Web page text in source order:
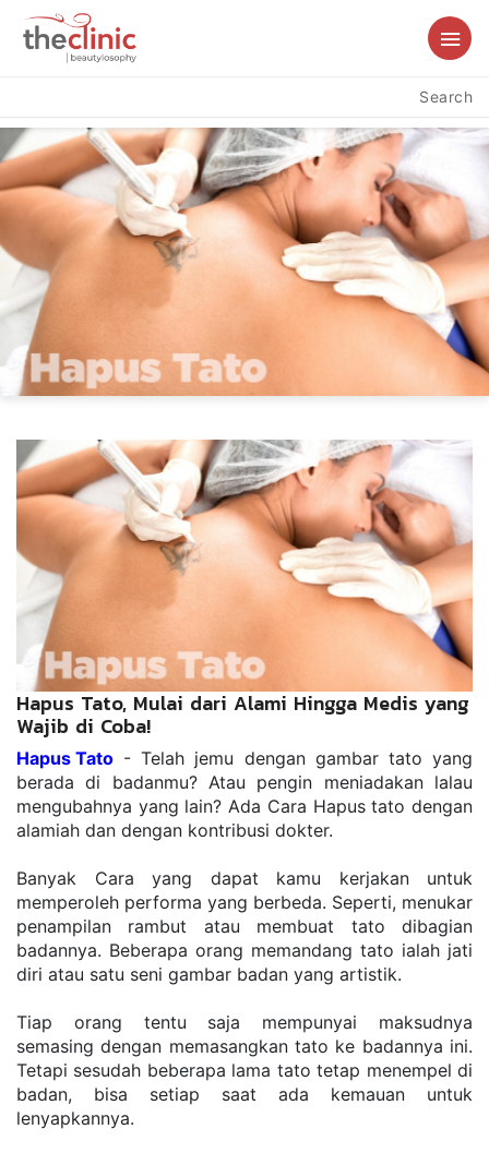
Search
Hapus Tato, Mulai dari Alami Hingga Medis yang
Wajib di Coba!
Hapus Tato - Telah jemu dengan gambar tato yang
berada di badanmu? Atau pengin meniadakan lalau
mengubahnya yang lain? Ada Cara Hapus tato dengan
alamiah dan dengan kontribusi dokter.
Banyak Cara yang dapat kamu kerjakan untuk
memperoleh performa yang berbeda. Seperti, menukar
penampilan rambut atau membuat tato dibagian
badannya. Beberapa orang memandang tato ialah jati
diri atau satu seni gambar badan yang artistik.
Tiap orang tentu saja mempunyai maksudnya
semasing dengan memasangkan tato ke badannya ini.
Tetapi sesudah beberapa lama tato tetap menempel di
badan, bisa setiap saat ada kemauan untuk
lenyapkannya.